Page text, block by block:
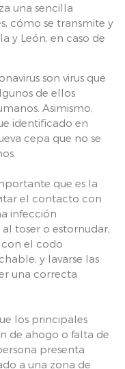
una sencilla
cómo se transmite y
y León, en caso de
son virus que
de ellos
Asimismo,
identificado en
cepa que no se
que es la
el contacto con
infección
toser o estornudar,
con el codo
y lavarse las
una correcta
los principales
de ahogo o falta de
presenta
a una zona de